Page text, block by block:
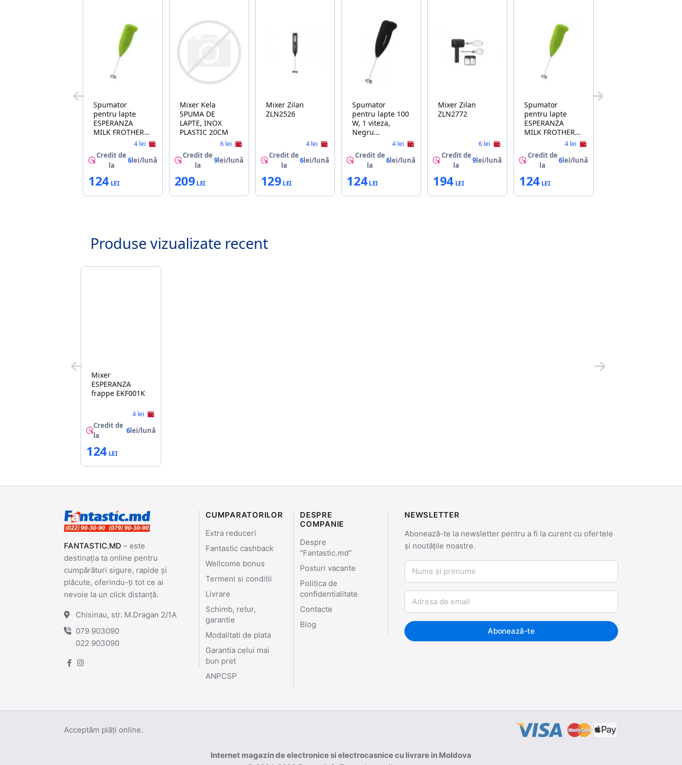
Spumator
pentru lapte
ESPERANZA
MILK FROTHER
LATTE EKF001G
GREEN
4 lei
Credit de
la
6lei/lună
124
Mixer Kela
SPUMA DE
LAPTE, INOX
PLASTIC 20CM
6 lei
Credit de
la
9lei/lună
209
Mixer Zilan
ZLN2526
4 lei
Credit de
la
6lei/lună
129
Spumator
pentru lapte 100
W, 1 viteza,
Negru
FRAPPE EKF001K
4 lei
Credit de
la
6lei/lună
124
Mixer Zilan
ZLN2772
6 lei
Credit de
la
9lei/lună
194
Spumator
pentru lapte
ESPERANZA
MILK FROTHER
LATTE EKF001G
GREEN
4 lei
Credit de
la
6lei/lună
124
Produse vizualizate recent
Mixer
ESPERANZA
frappe EKF001K
4 lei
Credit de
la
6lei/lună
124
FANTASTIC.MD – este
destinația ta online pentru
cumpărături sigure, rapide și
plăcute, oferindu-ți tot ce ai
nevoie la un click distanță.
Chisinau, str. M.Dragan 2/1A
079 903090
022 903090
CUMPARATORILOR
Extra reduceri
Fantastic cashback
Wellcome bonus
Termeni si conditii
Livrare
Schimb, retur,
garantie
Modalitati de plata
Garantia celui mai
bun pret
ANPCSP
DESPRE
COMPANIE
Despre
"Fantastic.md"
Posturi vacante
Politica de
confidentialitate
Contacte
Blog
NEWSLETTER
Abonează-te la newsletter pentru a fi la curent cu ofertele
și noutățile noastre.
Nume și prenume
Email
Abonează-te
Acceptăm plăți online.
Internet magazin de electronice si electrocasnice cu livrare in Moldova